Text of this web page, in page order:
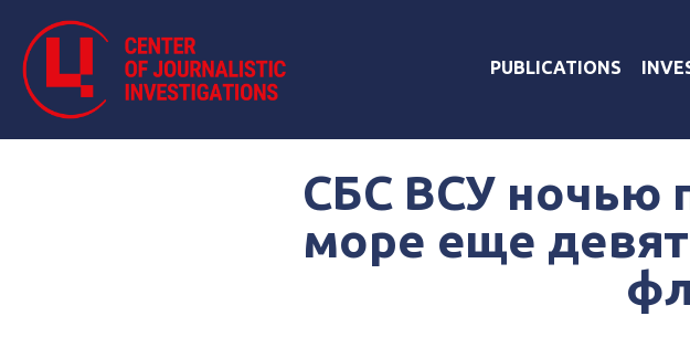
PUBLICATIONS
СБС ВСУ ночью
море еще